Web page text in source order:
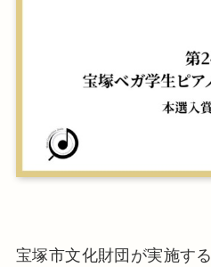
宝塚市文化財団が実施す